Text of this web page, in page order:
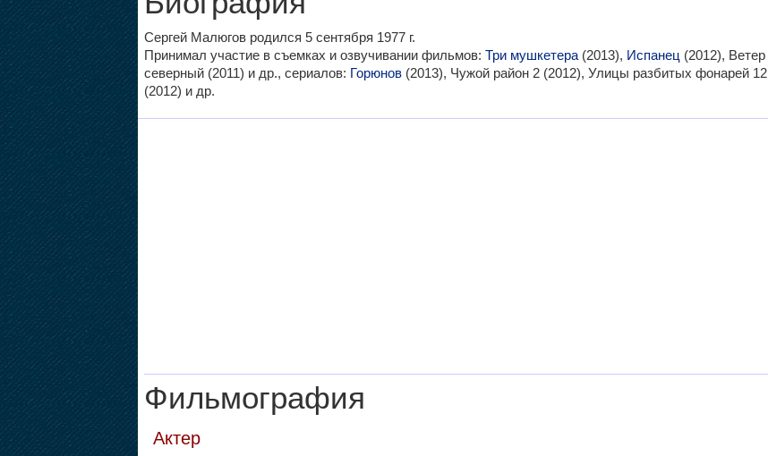
Сергей Малюгов родился 5 сентября 1977 г.
Принимал участие в съемках и озвучивании фильмов: Три мушкетера(2013), Испанец (2012), Ветер
северный (2011) и др., сериалов: Горюнов(2013), Чужой район 2 (2012), Улицы разбитых фонарей 12
(2012) и др.
Фильмография
Актер